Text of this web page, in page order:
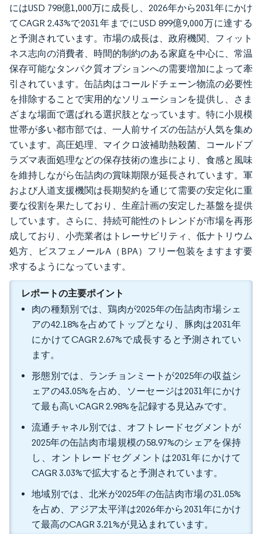
にはUSD 798億1,000万に成長し、2026年から2031年にかけ
てCAGR 2.43%で2031年までにUSD 899億9,000万に達する
と予測されています。市場の成長は、政府機関、フィット
ネス志向の消費者、時間的制約のある家庭を中心に、常温
保存可能なタンパク質オプションへの需要増加によって牽
引されています。缶詰肉はコールドチェーン物流の必要性
を排除することで実用的なソリューションを提供し、さま
ざまな場面で選ばれる選択肢となっています。特に小規模
世帯が多い都市部では、一人前サイズの缶詰が人気を集め
ています。高圧処理、マイクロ波補助熱殺菌、コールドプ
ラズマ表面処理などの保存技術の進歩により、食感と風味
を維持しながら缶詰肉の賞味期限が延長されています。軍
および人道支援機関は長期契約を通じて需要の安定化に重
要な役割を果たしており、生産計画の安定した基盤を提供
しています。さらに、持続可能性のトレンドが市場を再形
成しており、小売業者はトレーサビリティ、低ナトリウム
処方、ビスフェノールA（BPA）フリー包装をますます要
求するようになっています。
レポートの主要ポイント
肉の種類別では、鶏肉が2025年の缶詰肉市場シェ
アの42.18%を占めてトップとなり、豚肉は2031年
にかけてCAGR 2.67%で成長すると予測されてい
ます。
形態別では、ランチョンミートが2025年の収益シ
ェアの43.05%を占め、ソーセージは2031年にかけ
て最も高いCAGR 2.98%を記録する見込みです。
流通チャネル別では、オフトレードセグメントが
2025年の缶詰肉市場規模の58.97%のシェアを保持
し、オントレードセグメントは2031年にかけて
CAGR 3.03%で拡大すると予測されています。
地域別では、北米が2025年の缶詰肉市場の31.05%
を占め、アジア太平洋は2026年から2031年にかけ
て最高のCAGR 3.21%が見込まれています。